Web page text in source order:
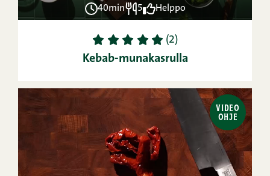
40min 5 Helppo
1 2 3 4 5 (2)
Kebab-munakasrulla
VIDEO
OHJE